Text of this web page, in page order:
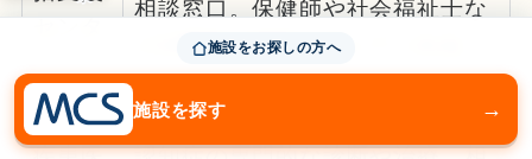
相談窓口。保健師や社会福祉士な
どが無料で相談に応じてくれる。
認知症
施設をお探しの方へ
施設を探す →